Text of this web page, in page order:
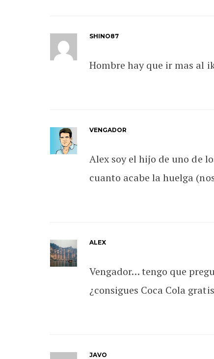
SHINO87
Hombre hay que ir mas al
VENGADOR
Alex soy el hijo de uno de
cuanto acabe la huelga
ALEX
Vengador… tengo que
¿consigues Coca Cola
JAVO